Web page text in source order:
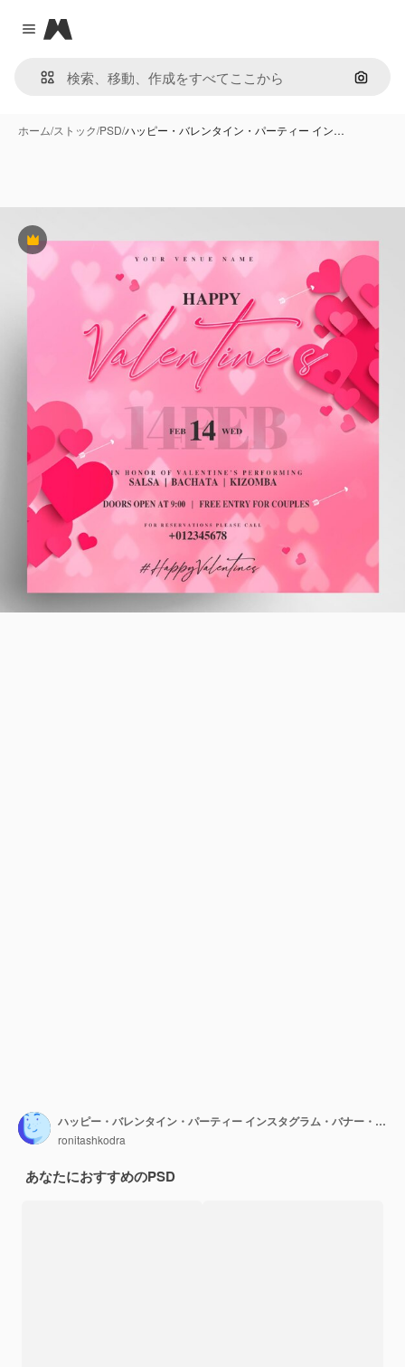
Close menu
Magnific
画像で
ホーム/ストック/PSD/ハッピー・バレンタイン・パーティー イン…
Premium
ハッピー・バレンタイン・パーティー インスタグラム・バナー・フライヤーデザイン
ronitashkodra
あなたにおすすめのPSD